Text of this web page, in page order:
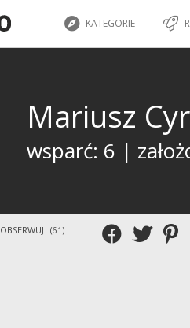
KATEGORIE
Mariusz
wsparć: 6 |
OBSERWUJ (61)